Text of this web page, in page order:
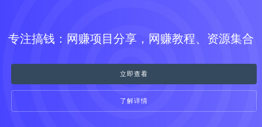
专注搞钱：网赚项目分享，网赚教程、资源集合
立即查看
了解详情